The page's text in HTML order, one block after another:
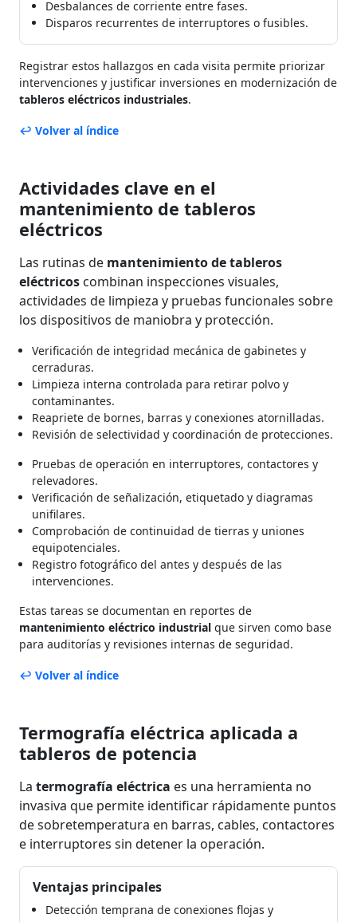
Desbalances de corriente entre fases.
Disparos recurrentes de interruptores o fusibles.
Registrar estos hallazgos en cada visita permite priorizar
intervenciones y justificar inversiones en modernización de
tableros eléctricos industriales.
↩ Volver al índice
Actividades clave en el
mantenimiento de tableros
eléctricos
Las rutinas de mantenimiento de tableros
eléctricos combinan inspecciones visuales,
actividades de limpieza y pruebas funcionales sobre
los dispositivos de maniobra y protección.
Verificación de integridad mecánica de gabinetes y
cerraduras.
Limpieza interna controlada para retirar polvo y
contaminantes.
Reapriete de bornes, barras y conexiones atornilladas.
Revisión de selectividad y coordinación de protecciones.
Pruebas de operación en interruptores, contactores y
relevadores.
Verificación de señalización, etiquetado y diagramas
unifilares.
Comprobación de continuidad de tierras y uniones
equipotenciales.
Registro fotográfico del antes y después de las
intervenciones.
Estas tareas se documentan en reportes de
mantenimiento eléctrico industrial que sirven como base
para auditorías y revisiones internas de seguridad.
↩ Volver al índice
Termografía eléctrica aplicada a
tableros de potencia
La termografía eléctrica es una herramienta no
invasiva que permite identificar rápidamente puntos
de sobretemperatura en barras, cables, contactores
e interruptores sin detener la operación.
Ventajas principales
Detección temprana de conexiones flojas y